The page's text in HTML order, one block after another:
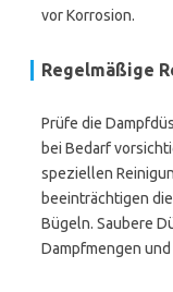
vor Korrosion.
Regelmäßige
Prüfe die
bei Bedarf
speziellen
beeinträchtigen
Bügeln. Saubere
Dampfmengen